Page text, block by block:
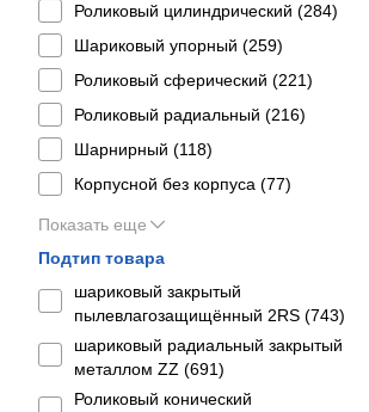
Роликовый цилиндрический (284)
Шариковый упорный (259)
Роликовый сферический (221)
Роликовый радиальный (216)
Шарнирный (118)
Корпусной без корпуса (77)
Показать еще
Подтип товара
шариковый закрытый
пылевлагозащищённый 2RS (743)
шариковый радиальный закрытый
металлом ZZ (691)
Роликовый конический